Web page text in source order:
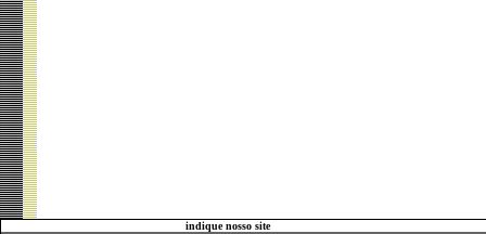
indique nosso site